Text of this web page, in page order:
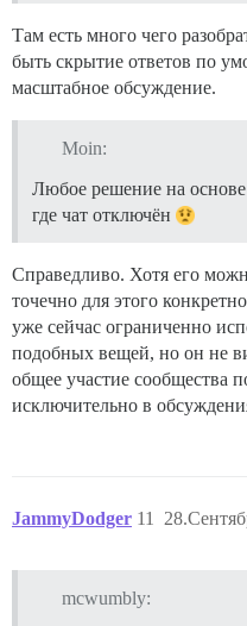
Там есть много чего
быть скрытие ответов по
масштабное обсуждение.
Moin:
Любое решение на основе
где чат отключён
Справедливо. Хотя его
точечно для этого
уже сейчас ограниченно
подобных вещей, но он не
общее участие сообщества
исключительно в
JammyDodger 11
mcwumbly: